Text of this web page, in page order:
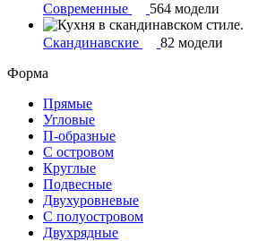
Современные 564 модели
Скандинавские
82 модели
Форма
Прямые
Угловые
П-образные
С островом
Круглые
Подвесные
Двухуровневые
С полуостровом
Двухрядные